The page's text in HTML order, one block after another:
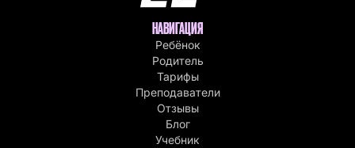
НАВИГАЦИЯ
Ребёнок
Родитель
Тарифы
Преподаватели
Отзывы
Блог
Учебник